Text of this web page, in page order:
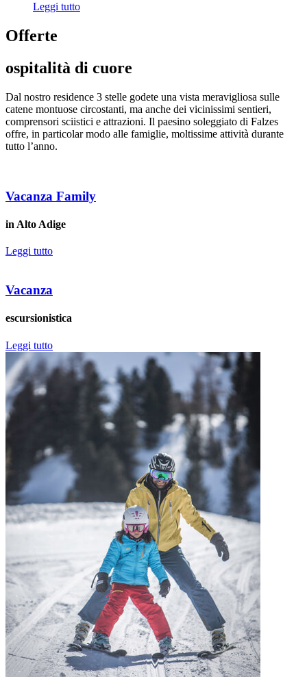
Leggi tutto
Offerte
ospitalità di cuore
Dal nostro residence 3 stelle godete una vista meravigliosa sulle
catene montuose circostanti, ma anche dei vicinissimi sentieri,
comprensori sciistici e attrazioni. Il paesino soleggiato di Falzes
offre, in particolar modo alle famiglie, moltissime attività durante
tutto l’anno.
Vacanza Family
in Alto Adige
Leggi tutto
Vacanza
escursionistica
Leggi tutto